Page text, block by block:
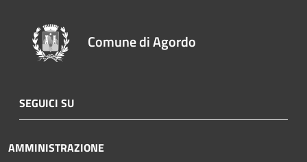
Comune di Agordo
SEGUICI SU
AMMINISTRAZIONE